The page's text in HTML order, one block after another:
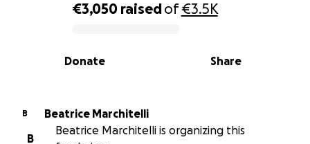
0% complete
€3,050 raisedof€3.5K
Share
Donate
B
Beatrice Marchitelli
B
Beatrice Marchitelli is organizing this